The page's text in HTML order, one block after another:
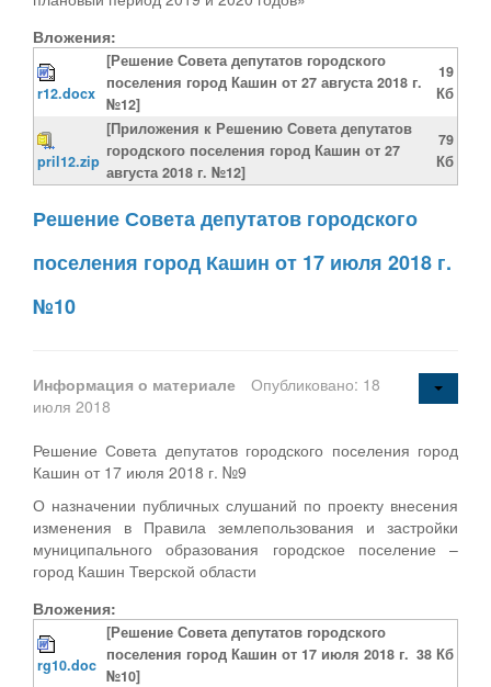
Вложения:
r12.docx
[Решение Совета депутатов городского
поселения город Кашин от 27 августа 2018 г.
№12]
19
Кб
pril12.zip
[Приложения к Решению Совета депутатов
городского поселения город Кашин от 27
августа 2018 г. №12]
79
Кб
Решение Совета депутатов городского
поселения город Кашин от 17 июля 2018 г.
№10
Информация о материале
Опубликовано: 18
июля 2018
Решение Совета депутатов городского поселения город
Кашин от 17 июля 2018 г. №9
О назначении публичных слушаний по проекту внесения
изменения в Правила землепользования и застройки
муниципального образования городское поселение –
город Кашин Тверской области
Вложения:
rg10.doc
[Решение Совета депутатов городского
поселения город Кашин от 17 июля 2018 г.
№10]
38 Кб